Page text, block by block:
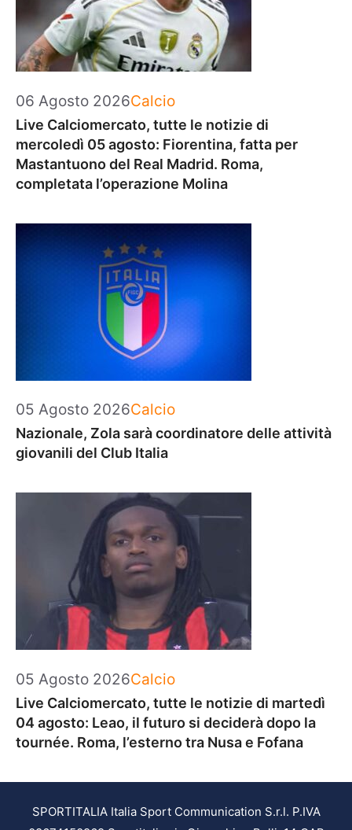
06 Agosto 2026Categorie
Calcio
Live Calciomercato, tutte le notizie di
mercoledì 05 agosto: Fiorentina, fatta per
Mastantuono del Real Madrid. Roma,
completata l’operazione Molina
05 Agosto 2026Categorie
Calcio
Nazionale, Zola sarà coordinatore delle attività
giovanili del Club Italia
05 Agosto 2026Categorie
Calcio
Live Calciomercato, tutte le notizie di martedì
04 agosto: Leao, il futuro si deciderà dopo la
tournée. Roma, l’esterno tra Nusa e Fofana
SPORTITALIA Italia Sport Communication S.r.l. P.IVA